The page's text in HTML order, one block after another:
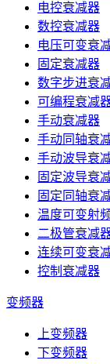
电控衰减器
数控衰减器
电压可变衰
固定衰减器
数字步进衰
可编程衰减
手动衰减器
手动同轴衰
手动波导衰
固定波导衰
固定同轴衰
温度可变射
二极管衰减
连续可变衰
控制衰减器
变频器
上变频器
下变频器